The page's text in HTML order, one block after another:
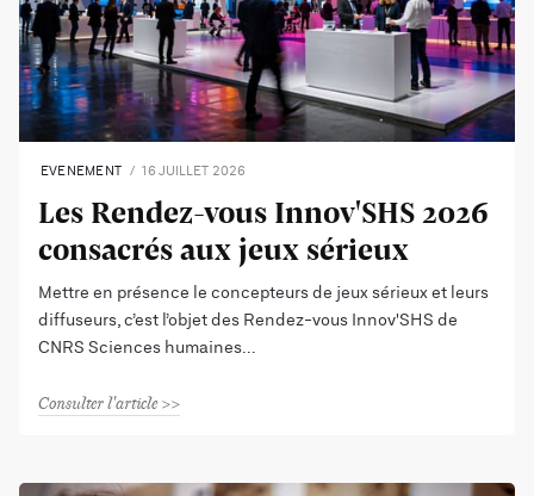
EVENEMENT 16 JUILLET 2026
Les Rendez-vous Innov'SHS 2026
consacrés aux jeux sérieux
Mettre en présence le concepteurs de jeux sérieux et leurs
diffuseurs, c’est l’objet des Rendez-vous Innov'SHS de
CNRS Sciences humaines
Consulter l'article